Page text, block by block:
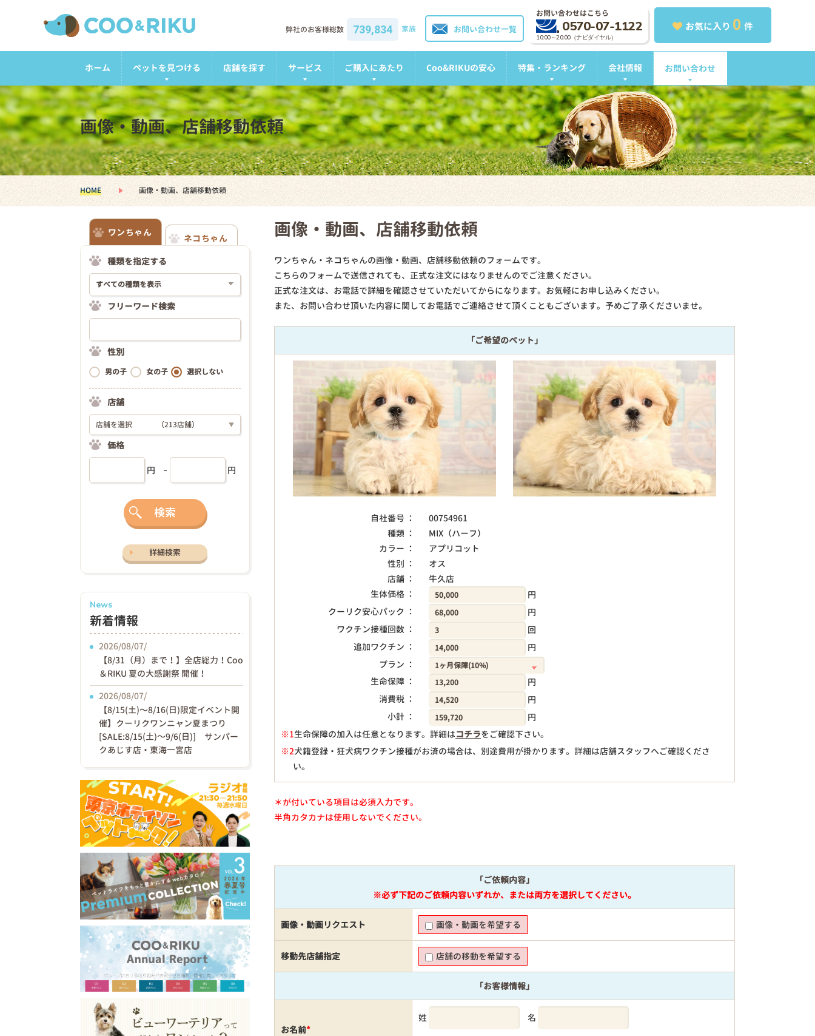
お気に入り 0 件
お問い合わせはこちら
0570-07-1122
10:00～20:00（ナビダイヤル）
お問い合わせ一覧
弊社のお客様総数 739,834 家族
ホーム ペットを見つける 店舗を探す サービス ご購入にあたり Coo&RIKUの安心 特集・ランキング 会社情報 お問い合わせ
画像・動画、店舗移動依頼
HOME 画像・動画、店舗移動依頼
画像・動画、店舗移動依頼
ワンちゃん・ネコちゃんの画像・動画、店舗移動依頼のフォームです。
こちらのフォームで送信されても、正式な注文にはなりませんのでご注意ください。
正式な注文は、お電話で詳細を確認させていただいてからになります。お気軽にお申し込みください。
また、お問い合わせ頂いた内容に関してお電話でご連絡させて頂くこともございます。予めご了承くださいませ。
「ご希望のペット」
自社番号 ：
00754961
種類 ：
MIX（ハーフ）
カラー ：
アプリコット
性別 ：
オス
店舗 ：
牛久店
生体価格 ：
円
クーリク安心パック ：
円
ワクチン接種回数 ：
回
追加ワクチン ：
円
プラン ：
生命保障 ：
円
消費税 ：
円
小計 ：
円
※1生命保障の加入は任意となります。詳細はコチラをご確認下さい。
※2犬籍登録・狂犬病ワクチン接種がお済の場合は、別途費用が掛かります。詳細は店舗スタッフへご確認くださ
い。
円
＊が付いている項目は必須入力です。
半角カタカナは使用しないでください。
「ご依頼内容」
※必ず下記のご依頼内容いずれか、または両方を選択してください。
画像・動画リクエスト 画像・動画を希望する
移動先店舗指定 店舗の移動を希望する
「お客様情報」
お名前*
姓 名
ワンちゃん
ネコちゃん
種類を指定する
フリーワード検索
性別
男の子 女の子 選択しない
店舗
店舗を選択 （213店舗） ▼
価格
円 円
検索
詳細検索
News
新着情報
2026/08/07/
【8/31（月）まで！】全店総力！Coo
＆RIKU 夏の大感謝祭 開催！
2026/08/07/
【8/15(土)〜8/16(日)限定イベント開
催】クーリクワンニャン夏まつり
[SALE:8/15(土)～9/6(日)] サンパー
クあじす店・東海一宮店